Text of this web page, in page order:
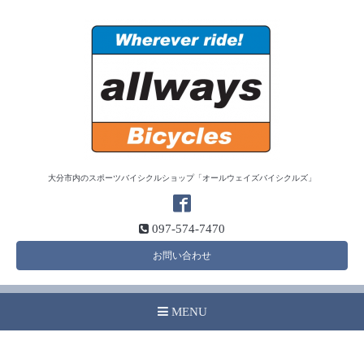
大分市内のスポーツバイシクルショップ「オールウェイズバイシクルズ」
097-574-7470
お問い合わせ
MENU